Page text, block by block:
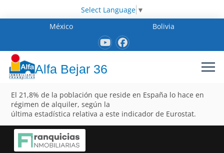
Select Language ▼
México
Bolivia
Alfa Bejar 36
El 21,8% de la población que reside en España lo hace en
régimen de alquiler, según la
última estadística relativa a este indicador de Eurostat.